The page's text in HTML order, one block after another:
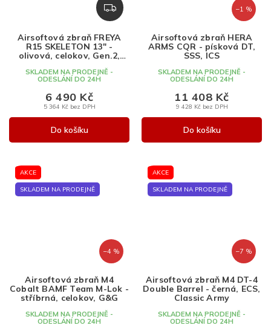
Z
D
R
M
Airsoftová zbraň FREYA
R15 SKELETON 13" -
olivová, celokov, Gen.2,
SKLADEM NA PRODEJNĚ -
ODESLÁNÍ DO 24H
5 364 Kč bez DPH
6 490 Kč
Do košíku
–1 %
Airsoftová zbraň HERA
ARMS CQR - písková DT,
SSS, ICS
SKLADEM NA PRODEJNĚ -
ODESLÁNÍ DO 24H
9 428 Kč bez DPH
11 408 Kč
Do košíku
AKCE
SKLADEM NA PRODEJNĚ
–4 %
Airsoftová zbraň M4
Cobalt BAMF Team M-Lok -
stříbrná, celokov, G&G
SKLADEM NA PRODEJNĚ -
ODESLÁNÍ DO 24H
AKCE
SKLADEM NA PRODEJNĚ
–7 %
Airsoftová zbraň M4 DT-4
Double Barrel - černá, ECS,
Classic Army
SKLADEM NA PRODEJNĚ -
ODESLÁNÍ DO 24H